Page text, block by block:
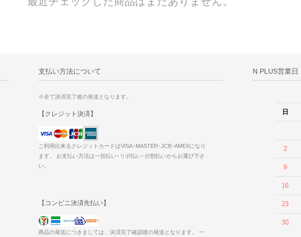
支払い方法について
※全て決済完了後の発送となります。
【クレジット決済】
ご利用出来るクレジットカードはVISA･MASTER･JCB･AMEXになり
ます。 お支払い方法は一括払い･リボ払い･分割払いからお選び下さ
い。
【コンビニ決済先払い】
商品の発送につきましては、決済完了確認後の発送となります。 一
N PLUS営業日
日
2
9
16
23
30